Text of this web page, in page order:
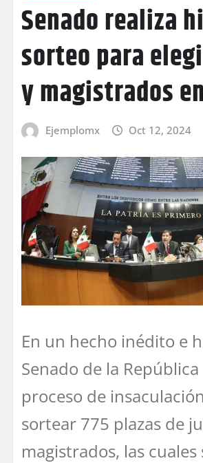
Senado realiza
sorteo para
y magistrados
Ejemplomx Oct 12, 2024
En un hecho inédito e
Senado de la
proceso de
sortear 775 plazas de
magistrados, las cuales